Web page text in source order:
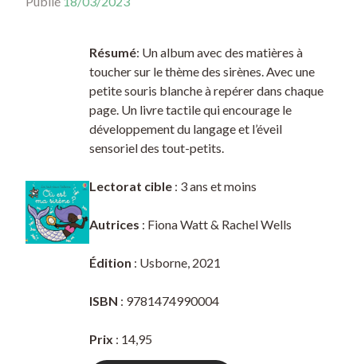
Résumé: Un album avec des matières à
toucher sur le thème des sirènes. Avec une
petite souris blanche à repérer dans chaque
page. Un livre tactile qui encourage le
développement du langage et l’éveil
sensoriel des tout-petits.
Lectorat cible: 3 ans et moins
Autrices : Fiona Watt & Rachel Wells
Édition : Usborne, 2021
ISBN : 9781474990004
Prix : 14,95